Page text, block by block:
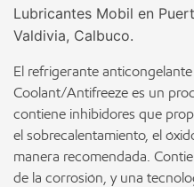
Lubricantes Mobil en
Valdivia, Calbuco.
El refrigerante
Coolant/Antifreeze es un
contiene inhibidores que
el sobrecalentamiento, el
manera recomendada.
de la corrosión, y una